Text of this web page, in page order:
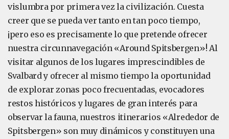
vislumbra por primera vez la civilización. Cuesta
creer que se pueda ver tanto en tan poco tiempo,
¡pero eso es precisamente lo que pretende ofrecer
nuestra circunnavegación «Around Spitsbergen»! Al
visitar algunos de los lugares imprescindibles de
Svalbard y ofrecer al mismo tiempo la oportunidad
de explorar zonas poco frecuentadas, evocadores
restos históricos y lugares de gran interés para
observar la fauna, nuestros itinerarios «Alrededor de
Spitsbergen» son muy dinámicos y constituyen una